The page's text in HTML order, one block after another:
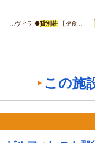
…ヴィラ ●貸別荘 【夕食…
この施